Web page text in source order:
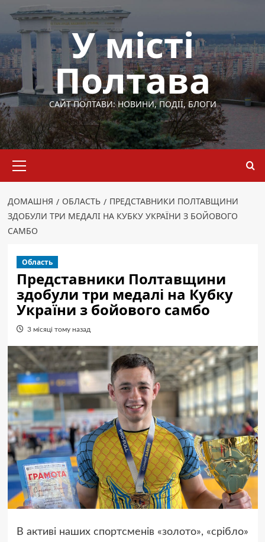
Перейти
вмісту
У місті
Полтава
САЙТ ПОЛТАВИ: НОВИНИ, ПОДІЇ, БЛОГИ
меню
ДОМАШНЯ ОБЛАСТЬ
ПРЕДСТАВНИКИ ПОЛТАВЩИНИ
ЗДОБУЛИ ТРИ МЕДАЛІ НА КУБКУ УКРАЇНИ З БОЙОВОГО
САМБО
Область
Представники Полтавщини
здобули три медалі на Кубку
України з бойового самбо
3 місяці тому назад
В активі наших спортсменів «золото», «срібло»